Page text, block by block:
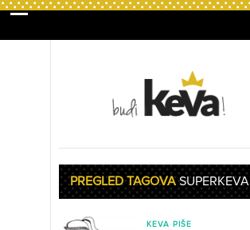
PREGLED TAGOVASUPERKEVA
KEVA PIŠE